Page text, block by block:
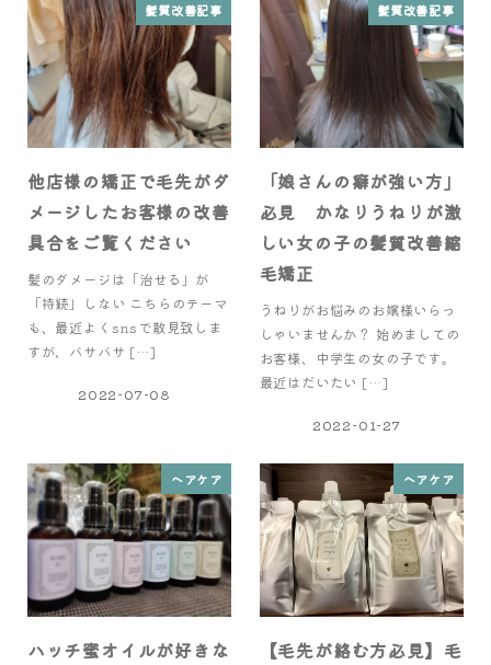
髪質改善記事
他店様の矯正で毛先がダ
メージしたお客様の改善
具合をご覧ください
髪のダメージは「治せる」が
「持続」しない こちらのテーマ
も、最近よくsnsで散見致しま
すが、バサバサ […]
2022-07-08
髪質改善記事
「娘さんの癖が強い方」
必見 かなりうねりが激
しい女の子の髪質改善縮
毛矯正
うねりがお悩みのお嬢様いらっ
しゃいませんか？ 始めましての
お客様、中学生の女の子です。
最近はだいたい […]
2022-01-27
ヘアケア
ハッチ蜜オイルが好きな
ヘアケア
【毛先が絡む方必見】毛